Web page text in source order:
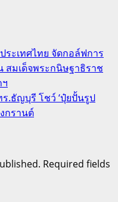
ะเทศไทย จัดกอล์ฟการ
สมเด็จพระกนิษฐาธิราช
.ธัญบุรี โชว์ ‘ปุ๋ยปั้นรูป
กรานต์
Required fields